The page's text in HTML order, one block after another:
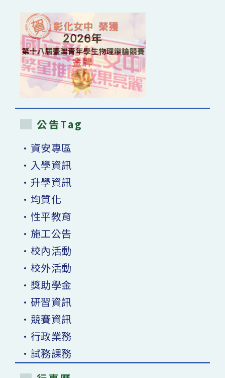
公告Tag
•資安專區
•入學資訊
•升學資訊
•均質化
•性平教育
•施工公告
•校內活動
•校外活動
•獎助學金
•研習資訊
•競賽資訊
•行政業務
•試務課務